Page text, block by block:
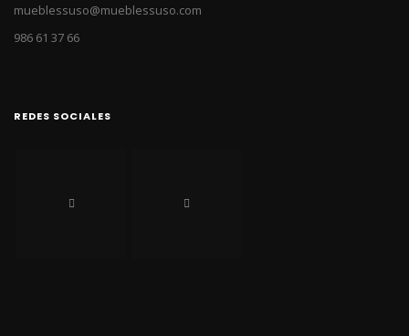
mueblessuso@mueblessuso.com
986 61 37 66
REDES SOCIALES